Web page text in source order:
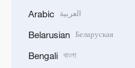
Arabic العربية
Belarusian Беларуская
Bengali বাংলা